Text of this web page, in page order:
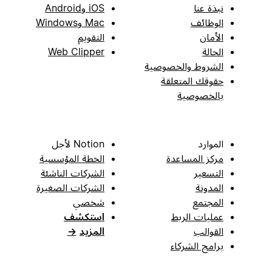
نبذة عنا
الوظائف
الأمان
الحالة
الشروط والخصوصية
حقوقك المتعلقة
بالخصوصية
iOS وAndroid
Mac وWindows
التقويم
Web Clipper
الموارد
مركز المساعدة
التسعير
المدونة
المجتمع
عمليات الربط
القوالب
برامج الشركاء
Notion لأجل
الخطة المؤسسية
الشركات الناشئة
الشركات الصغيرة
شخصي
استكشف
المزيد →